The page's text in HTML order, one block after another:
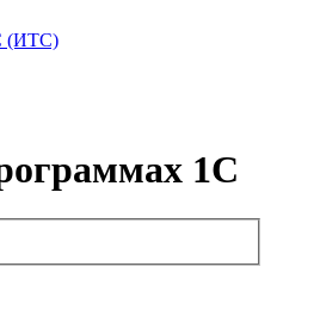
(ИТС)
1С